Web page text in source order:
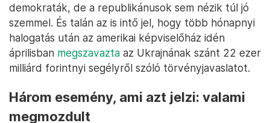
demokraták, de a republikánusok sem nézik túl jó
szemmel. És talán az is intő jel, hogy több hónapnyi
halogatás után az amerikai képviselőház idén
áprilisban megszavazta az Ukrajnának szánt 22 ezer
milliárd forintnyi segélyről szóló törvényjavaslatot.
Három esemény, ami azt jelzi: valami
megmozdult